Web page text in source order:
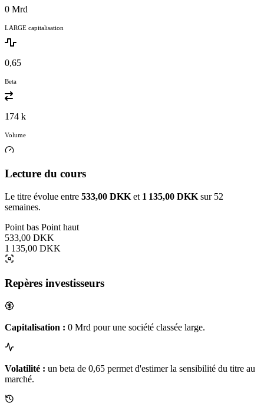
0 Mrd
LARGE capitalisation
0,65
Beta
174 k
Volume
Lecture du cours
Le titre évolue entre 533,00 DKK et 1 135,00 DKK sur 52
semaines.
Point bas Point haut
533,00 DKK
1 135,00 DKK
Repères investisseurs
Capitalisation : 0 Mrd pour une société classée large.
Volatilité : un beta de 0,65 permet d'estimer la sensibilité du titre au
marché.